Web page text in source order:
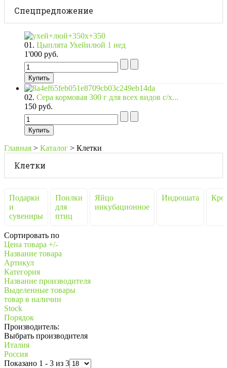
Спецпредложение
01. Цыплята Ухейилюй 1 нед
1'000 руб.
02. Сера кормовая 300 г для всех видов с/х...
150 руб.
Главная > Каталог > Клетки
Клетки
Подарки
и
сувениры
Поилки
для
птиц
Яйцо
инкубационное
Индюшата
Сортировать по
Цена товара +/-
Название товара
Артикул
Категория
Название производителя
Выделенные товары
товар в наличии
Stock
Порядок
Производитель:
Выбрать производителя
Италия
Россия
Показано 1 - 3 из 3